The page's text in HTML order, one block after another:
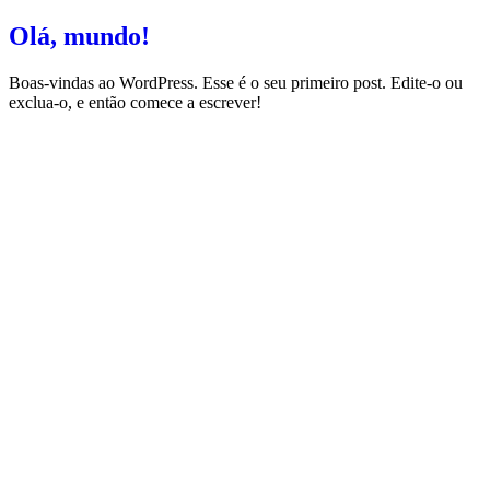
Olá, mundo!
Boas-vindas ao WordPress. Esse é o seu primeiro post. Edite-o ou
exclua-o, e então comece a escrever!